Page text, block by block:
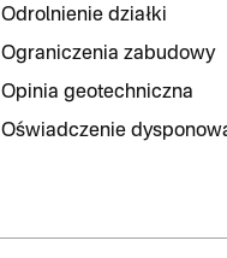
Odrolnienie działki
Ograniczenia zabudowy
Opinia geotechniczna
Oświadczenie